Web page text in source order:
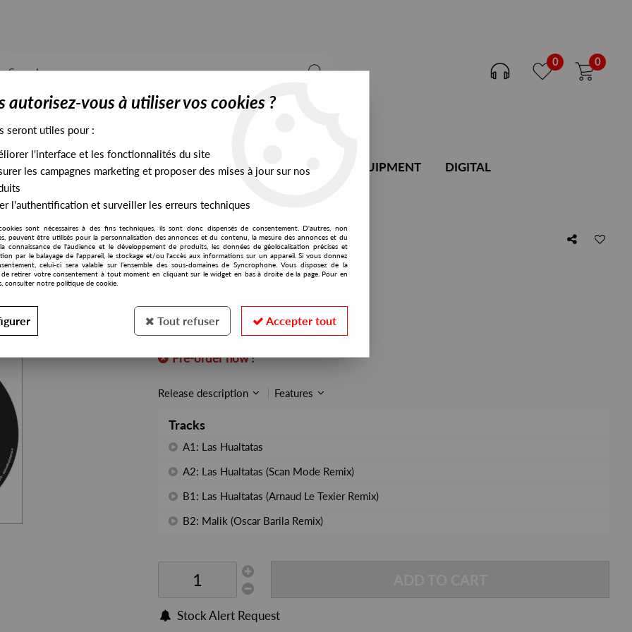
0 0
STOCK EXCLUSIVES PRESALES EXCLUSIVES DJ EQUIPMENT DIGITAL
Limonada
Sergio Parrado
Las Hualtatas EP
10,00 €incl. taxes
LIMONADA06
Pre-order now !
Release description Features
Tracks
A1: Las Hualtatas
A2: Las Hualtatas (Scan Mode Remix)
B1: Las Hualtatas (Arnaud Le Texier Remix)
B2: Malik (Oscar Barila Remix)
Stock Alert Request
autorisez-vous à utiliser vos cookies ?
seront utiles pour :
l'interface et les fonctionnalités du site
les campagnes marketing et proposer des mises à jour sur nos
l'authentification et surveiller les erreurs techniques
sont nécessaires à des fins techniques, ils sont donc dispensés de consentement. D'autres, non
peuvent être utilisés pour la personnalisation des annonces et du contenu, la mesure des annonces et du
connaissance de l'audience et le développement de produits, les données de géolocalisation précises et
par le balayage de l'appareil, le stockage et/ou l'accès aux informations sur un appareil. Si vous donnez
celui-ci sera valable sur l’ensemble des sous-domaines de Syncrophone. Vous disposez de la
de retirer votre consentement à tout moment en cliquant sur le widget en bas à droite de la page. Pour en
consulter notre politique de cookie.
Tout refuser Accepter tout